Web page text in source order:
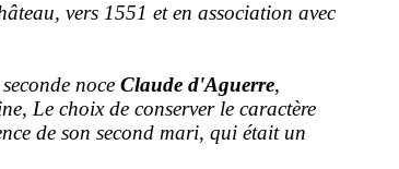
vers 1551 et en association avec
noce Claude d'Aguerre,
Le choix de conserver le caractère
de son second mari, qui était un